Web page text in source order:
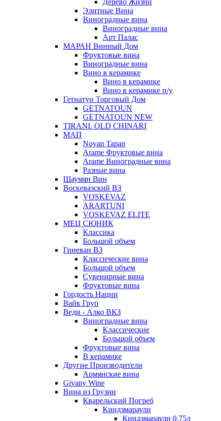
Дерево Жизни
Элитные Вина
Виноградные вина
Виноградные вина
Арт Палас
МАРАН Винный Дом
Фруктовые вина
Виноградные вина
Вино в керамике
Вино в керамике
Вино в керамике п/у
Гетнатун Торговый Дом
GETNATOUN
GETNATOUN NEW
TIRANI. OLD CHINARI
МАП
Noyan Tapan
Arame Фруктовые вина
Arame Виноградные вина
Разные вина
Шаумян Вин
Воскевазский ВЗ
VOSKEVAZ
ARARTUNI
VOSKEVAZ ELITE
МЕЦ СЮНИК
Классика
Большой объем
Гиневан ВЗ
Классические вина
Большой объем
Сувенирные вина
Фруктовые вина
Гордость Нации
Вайк Груп
Веди - Алко ВКЗ
Виноградные вина
Классические
Большой объем
Фруктовые вина
В керамике
Другие Производители
Армянские вина
Givany Wine
Вина из Грузии
Кварельский Погреб
Киндзмараули
Киндзмараули 0,75л